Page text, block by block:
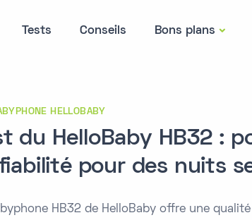
Tests Conseils Bons plans
HELLOBABY
du HelloBaby HB32 :
pour des nuits
HB32 de HelloBaby offre une